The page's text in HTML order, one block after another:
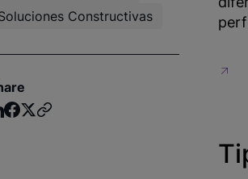
Constructivas